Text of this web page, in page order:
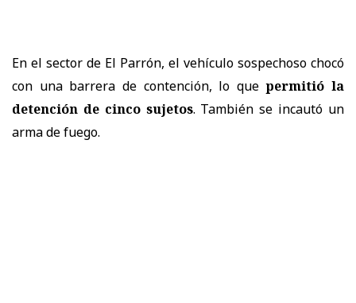
En el sector de El Parrón, el vehículo sospechoso chocó
con una barrera de contención, lo quepermitió la
detención de cinco sujetos. También se incautó un
arma de fuego.